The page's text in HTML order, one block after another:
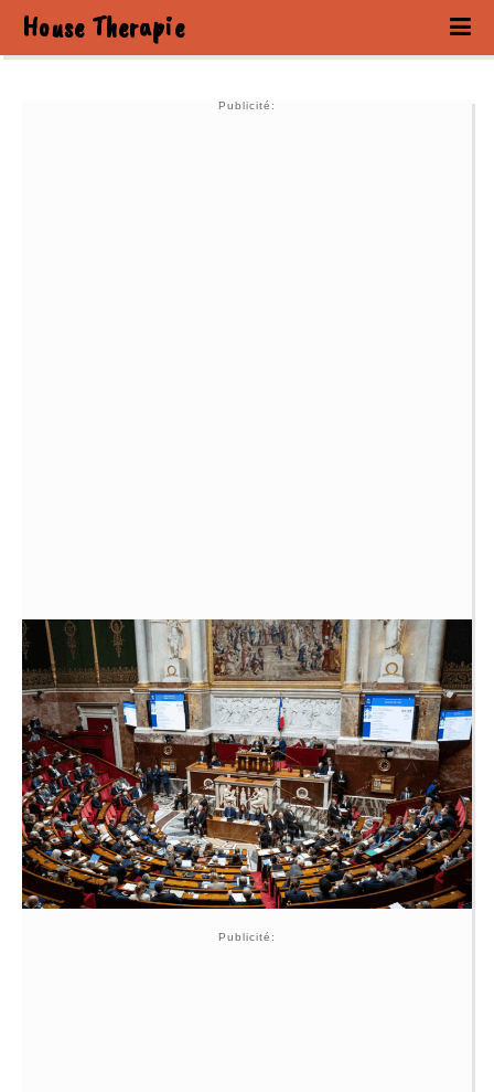
House Therapie
Publicité:
Publicité: